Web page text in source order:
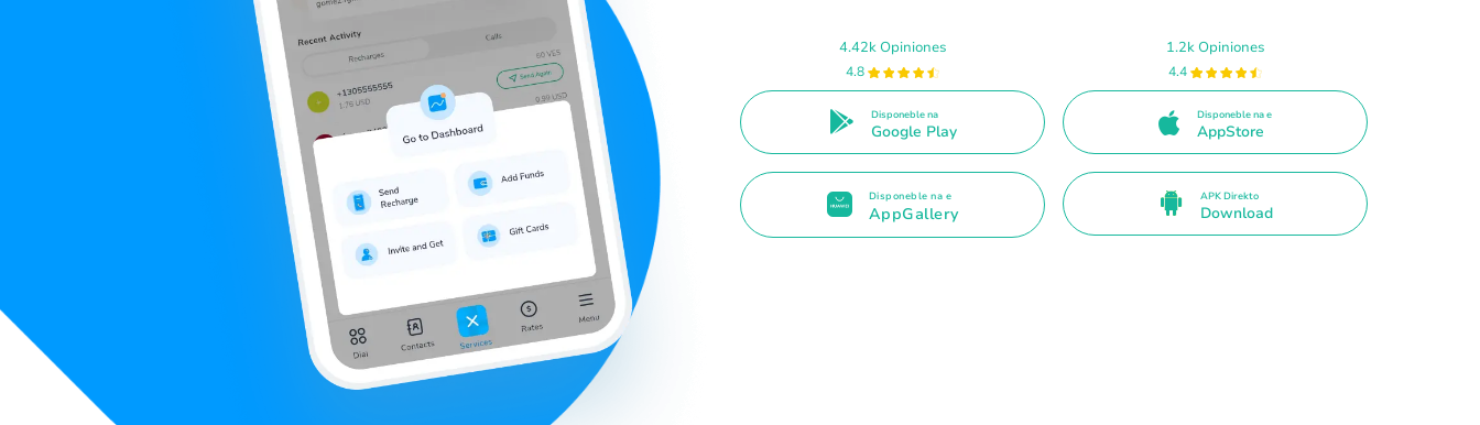
4.42k Opiniones
4.8
Disponeble na
Google Play
1.2k Opiniones
4.4
Disponeble na e
AppStore
Disponeble na e
AppGallery
APK Direkto
Download